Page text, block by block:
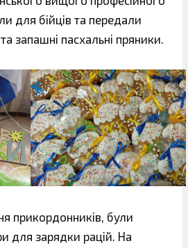
для бійців та передали
запашні пасхальні пряники.
прикордонників, були
для зарядки рацій. На